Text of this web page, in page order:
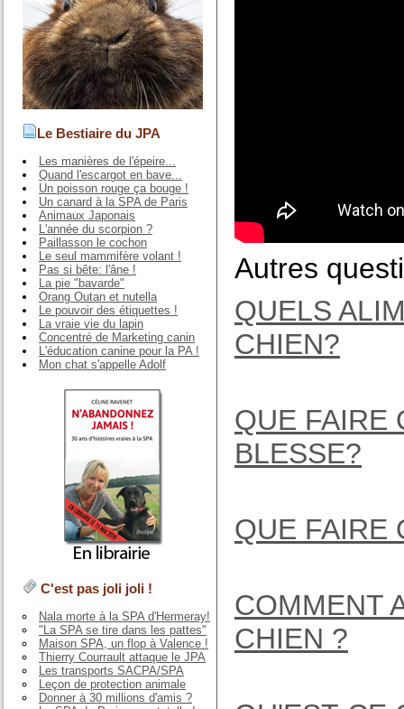
Le Bestiaire du JPA
Les manières de l'épeire...
Quand l'escargot en bave...
Un poisson rouge ça bouge !
Un canard à la SPA de Paris
Animaux Japonais
L'année du scorpion ?
Paillasson le cochon
Le seul mammifère volant !
Pas si bête: l'âne !
La pie "bavarde"
Orang Outan et nutella
Le pouvoir des étiquettes !
La vraie vie du lapin
Concentré de Marketing canin
L'éducation canine pour la PA !
Mon chat s'appelle Adolf
C'est pas joli joli !
Nala morte à la SPA d'Hermeray!
"La SPA se tire dans les pattes"
Maison SPA, un flop à Valence !
Thierry Courrault attaque le JPA
Les transports SACPA/SPA
Leçon de protection animale
Donner à 30 millions d'amis ?
Autres
QUELS
CHIEN?
QUE FAIRE
BLESSE?
QUE FAIRE
COMMENT
CHIEN ?